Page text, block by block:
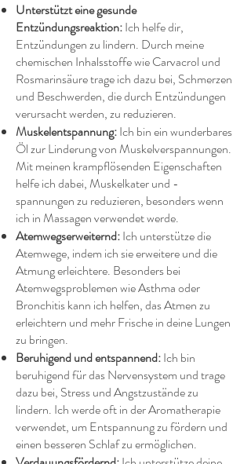
Unterstützt eine gesunde
Entzündungsreaktion:Ich helfe dir,
Entzündungen zu lindern. Durch meine
chemischen Inhalsstoffe wie Carvacrol und
Rosmarinsäure trage ich dazu bei, Schmerzen
und Beschwerden, die durch Entzündungen
verursacht werden, zu reduzieren.
Muskelentspannung:Ich bin ein wunderbares
Öl zur Linderung von Muskelverspannungen.
Mit meinen krampflösenden Eigenschaften
helfe ich dabei, Muskelkater und -
spannungen zu reduzieren, besonders wenn
ich in Massagen verwendet werde.
Atemwegserweiternd:Ich unterstütze die
Atemwege, indem ich sie erweitere und die
Atmung erleichtere. Besonders bei
Atemwegsproblemen wie Asthma oder
Bronchitis kann ich helfen, das Atmen zu
erleichtern und mehr Frische in deine Lungen
zu bringen.
Beruhigend und entspannend:Ich bin
beruhigend für das Nervensystem und trage
dazu bei, Stress und Angstzustände zu
lindern. Ich werde oft in der Aromatherapie
verwendet, um Entspannung zu fördern und
einen besseren Schlaf zu ermöglichen.